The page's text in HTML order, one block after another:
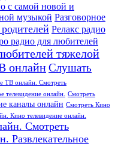
с самой новой и
музыкой Разговорное
Релакс радио
радио для любителей
тяжелой
онлайнСлушать
ТВ онлайн. Смотреть
телевидение онлайн.
Смотреть
каналы онлайн Смотреть Кино
Кино телевидение онлайн.
Смотреть
Развлекательное